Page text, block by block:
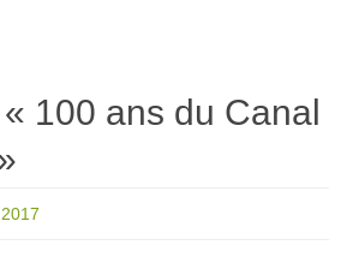
100 ans du Canal